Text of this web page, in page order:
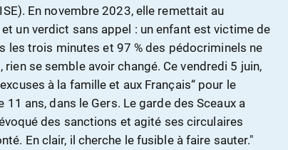
En novembre 2023, elle remettait au
un verdict sans appel : un enfant est victime de
les trois minutes et 97 % des pédocriminels ne
se semble avoir changé. Ce vendredi 5 juin,
à la famille et aux Français“ pour le
ans, dans le Gers. Le garde des Sceaux a
des sanctions et agité ses circulaires
En clair, il cherche le fusible à faire sauter."